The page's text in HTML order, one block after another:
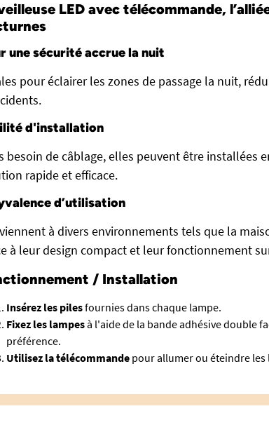
LED avec télécommande,
une sécurité accrue la nuit
pour éclairer les zones de passage la nuit,
d'installation
besoin de câblage, elles peuvent être installées
rapide et efficace.
d’utilisation
à divers environnements tels que la
à leur design compact et leur fonctionnement
/ Installation
Insérez les pilesfournies dans chaque lampe.
Fixez les lampesà l'aide de la bande adhésive double
préférence.
Utilisez la télécommande pour allumer ou éteindre les